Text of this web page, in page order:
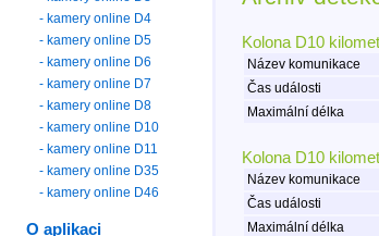
Kolona D10
Název komunikace
Čas události
Maximální délka
Kolona D10
Název komunikace
Čas události
Maximální délka
- kamery online D4
- kamery online D5
- kamery online D6
- kamery online D7
- kamery online D8
- kamery online D10
- kamery online D11
- kamery online D35
- kamery online D46
O aplikaci